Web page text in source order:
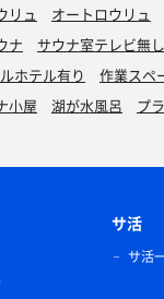
リュ オートロウリュ
ナ サウナ室テレビ無し
ホテル有り
作業スペ
小屋 湖が水風呂 プ
サ活
サ活